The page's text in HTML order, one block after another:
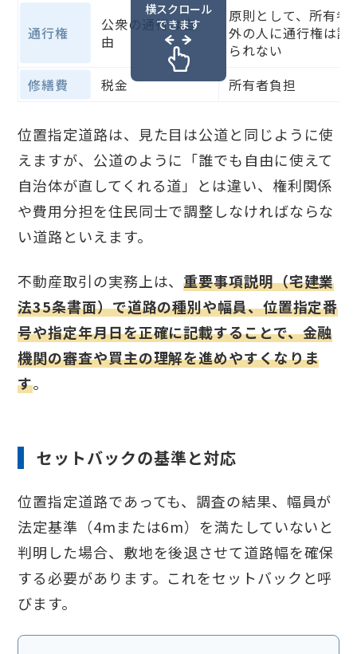
通行権
公衆の通行は自
由
原則として、所有者
外の人に通行権は認
られない
修繕費
税金 所有者負担
横スクロール
できます
位置指定道路は、見た目は公道と同じように使
えますが、公道のように「誰でも自由に使えて
自治体が直してくれる道」とは違い、権利関係
や費用分担を住民同士で調整しなければならな
い道路といえます。
不動産取引の実務上は、重要事項説明（宅建業
法35条書面）で道路の種別や幅員、位置指定番
号や指定年月日を正確に記載することで、金融
機関の審査や買主の理解を進めやすくなりま
す。
セットバックの基準と対応
位置指定道路であっても、調査の結果、幅員が
法定基準（4mまたは6m）を満たしていないと
判明した場合、敷地を後退させて道路幅を確保
する必要があります。これをセットバックと呼
びます。